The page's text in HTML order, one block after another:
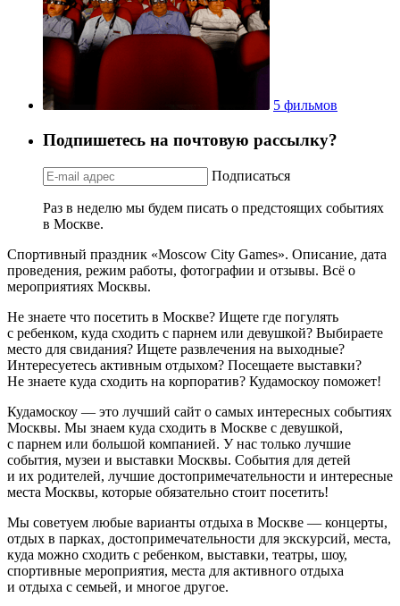
5 фильмов
Подпишетесь на почтовую рассылку?
Подписаться
Раз в неделю мы будем писать о предстоящих событиях
в Москве.
Спортивный праздник «Moscow City Games». Описание, дата
проведения, режим работы, фотографии и отзывы. Всё о
мероприятиях Москвы.
Не знаете что посетить в Москве? Ищете где погулять
с ребенком, куда сходить с парнем или девушкой? Выбираете
место для свидания? Ищете развлечения на выходные?
Интересуетесь активным отдыхом? Посещаете выставки?
Не знаете куда сходить на корпоратив? Кудамоскоу поможет!
Кудамоскоу — это лучший сайт о самых интересных событиях
Москвы. Мы знаем куда сходить в Москве с девушкой,
с парнем или большой компанией. У нас только лучшие
события, музеи и выставки Москвы. События для детей
и их родителей, лучшие достопримечательности и интересные
места Москвы, которые обязательно стоит посетить!
Мы советуем любые варианты отдыха в Москве — концерты,
отдых в парках, достопримечательности для экскурсий, места,
куда можно сходить с ребенком, выставки, театры, шоу,
спортивные мероприятия, места для активного отдыха
и отдыха с семьей, и многое другое.